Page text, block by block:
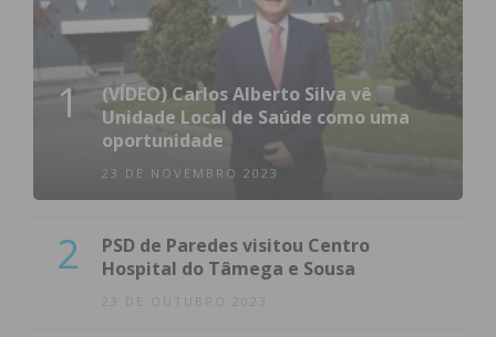
1
(VÍDEO) Carlos Alberto Silva vê
Unidade Local de Saúde como uma
oportunidade
23 DE NOVEMBRO 2023
2
PSD de Paredes visitou Centro
Hospital do Tâmega e Sousa
23 DE OUTUBRO 2023